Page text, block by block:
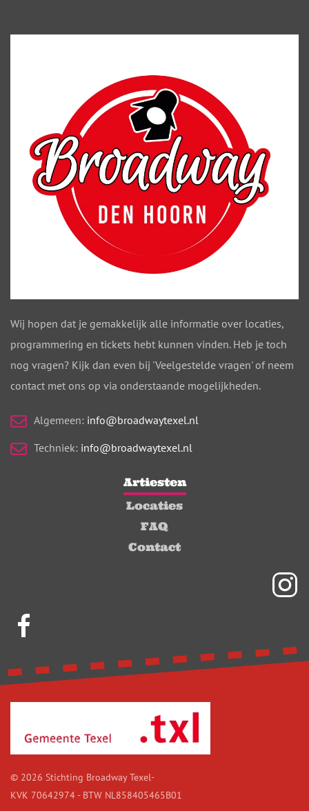
Wij hopen dat je gemakkelijk alle informatie over locaties,
programmering en tickets hebt kunnen vinden. Heb je toch
nog vragen? Kijk dan even bij 'Veelgestelde vragen' of neem
contact met ons op via onderstaande mogelijkheden.
Algemeen: info@broadwaytexel.nl
Techniek: info@broadwaytexel.nl
Artiesten
Locaties
FAQ
Contact
© 2026 Stichting Broadway Texel-
KVK 70642974 - BTW NL858405465B01